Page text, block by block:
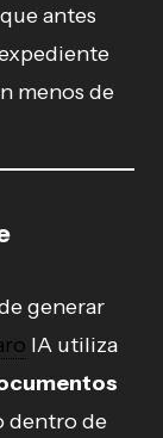
antes
menos de
generar
IA utiliza
dentro de